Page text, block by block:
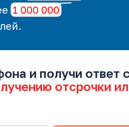
1 000 000
и получи ответ
отсрочки